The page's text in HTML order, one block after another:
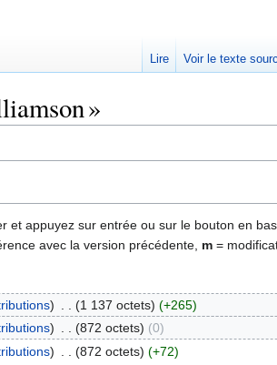
»
et appuyez sur entrée ou sur le bouton en bas.
avec la version précédente, m =
1 137 octets
+265
872 octets
0
872 octets
+72
Lire Voir le texte